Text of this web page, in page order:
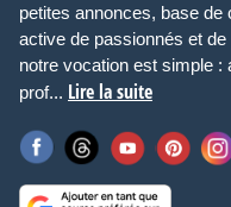
petites annonces, base
active de passionnés et
notre vocation est simple :
prof... Lire la suite